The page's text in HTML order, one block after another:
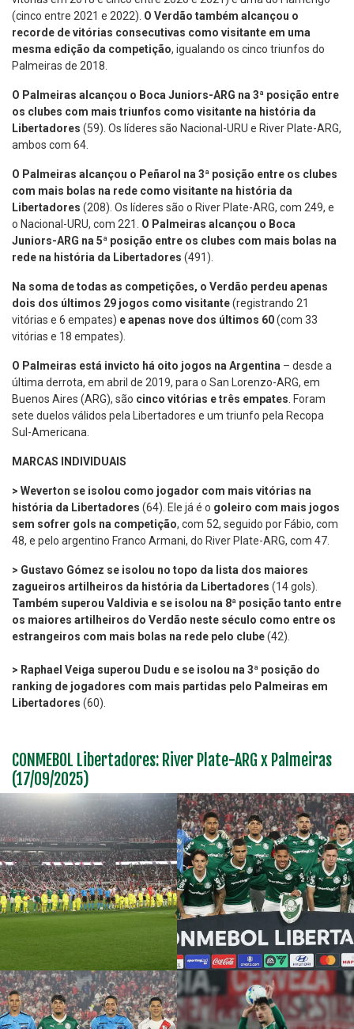
(cinco entre 2021 e 2022). O Verdão também alcançou o
recorde de vitórias consecutivas como visitante em uma
mesma edição da competição, igualando os cinco triunfos do
Palmeiras de 2018.
O Palmeiras alcançou o Boca Juniors-ARG na 3ª posição entre
os clubes com mais triunfos como visitante na história da
Libertadores (59). Os líderes são Nacional-URU e River Plate-ARG,
ambos com 64.
O Palmeiras alcançou o Peñarol na 3ª posição entre os clubes
com mais bolas na rede como visitante na história da
Libertadores (208). Os líderes são o River Plate-ARG, com 249, e
o Nacional-URU, com 221. O Palmeiras alcançou o Boca
Juniors-ARG na 5ª posição entre os clubes com mais bolas na
rede na história da Libertadores (491).
Na soma de todas as competições, o Verdão perdeu apenas
dois dos últimos 29 jogos como visitante(registrando 21
vitórias e 6 empates) e apenas nove dos últimos 60(com 33
vitórias e 18 empates).
O Palmeiras está invicto há oito jogos na Argentina – desde a
última derrota, em abril de 2019, para o San Lorenzo-ARG, em
Buenos Aires (ARG), são cinco vitórias e três empates . Foram
sete duelos válidos pela Libertadores e um triunfo pela Recopa
Sul-Americana.
MARCAS INDIVIDUAIS
> Weverton se isolou como jogador com mais vitórias na
história da Libertadores (64). Ele já é o goleiro com mais jogos
sem sofrer gols na competição, com 52, seguido por Fábio, com
48, e pelo argentino Franco Armani, do River Plate-ARG, com 47.
> Gustavo Gómez se isolou no topo da lista dos maiores
zagueiros artilheiros da história da Libertadores (14 gols).
Também superou Valdivia e se isolou na 8ª posição tanto entre
os maiores artilheiros do Verdão neste século como entre os
estrangeiros com mais bolas na rede pelo clube(42).
> Raphael Veiga superou Dudu e se isolou na 3ª posição do
ranking de jogadores com mais partidas pelo Palmeiras em
Libertadores (60).
CONMEBOL Libertadores: River Plate-ARG x Palmeiras
(17/09/2025)